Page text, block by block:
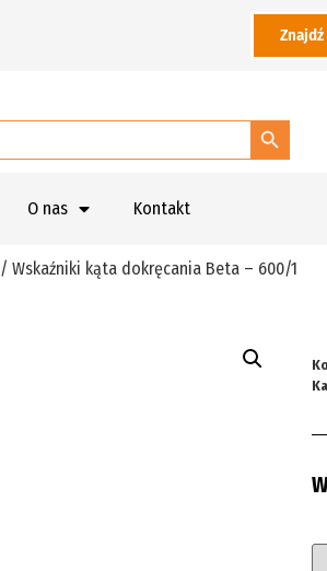
Search
O nas Kontakt
/ Wskaźniki kąta dokręcania Beta – 600/1